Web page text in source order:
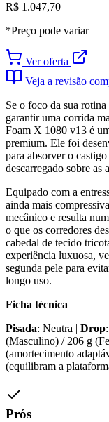
R$ 1.047,70
*Preço pode variar
Ver oferta
Veja a revisão
Se o foco da sua
garantir uma corrida
Foam X 1080 v13 é
premium. Ele foi
para absorver o
descarregado sobre as
Equipado com a
ainda mais
mecânico e resulta
o que os corredores
cabedal de tecido
experiência luxuosa,
segunda pele para
longo uso.
Ficha técnica
Pisada: Neutra | Drop
(Masculino) / 206 g
(amortecimento
(equilibram a
Prós